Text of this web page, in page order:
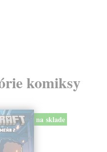
komiksy
na sklade